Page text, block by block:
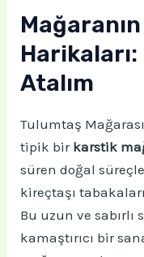
Harikaları:
Atalım
Tulumtaş
tipik bir karstik
süren doğal
kireçtaşı
Bu uzun ve sabırlı
kamaştırıcı bir